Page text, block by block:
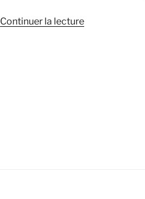
Continuer la lecturede